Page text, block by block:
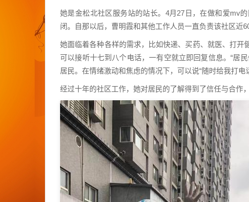
她是金松北社区服务站的站长。4月27日，在做和爱mv
闭。自那以后，曹明霞和其他工作人员一直负责该社区近
她面临着各种各样的需求，比如快递、买药、就医、打
可以接听十七到八个电话，一有空就立即回复信息。“居
居民。在情绪激动和焦虑的情况下，可以说“随时给我打电
经过十年的社区工作，她对居民的了解得到了信任与合作